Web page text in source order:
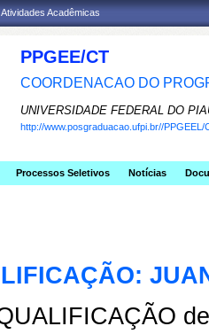
Acadêmicas
PPGEE/CT
COORDENACAO DO
UNIVERSIDADE FEDERAL DO
http://www.posgraduacao.ufpi.br//PPGEEL/
Processos Seletivos Notícias